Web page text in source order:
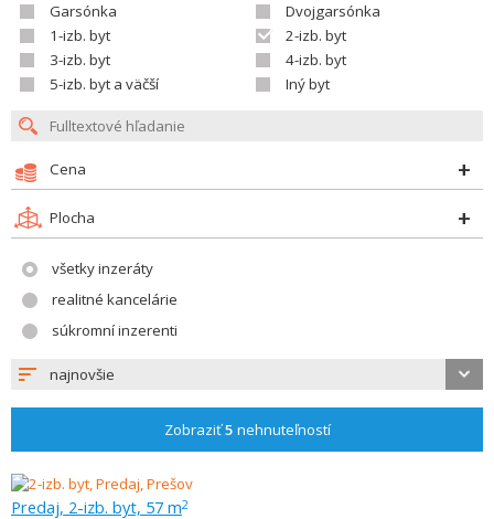
Garsónka
Dvojgarsónka
1-izb. byt
2-izb. byt
3-izb. byt
4-izb. byt
5-izb. byt a väčší
Iný byt
Cena
Plocha
všetky inzeráty
realitné kancelárie
súkromní inzerenti
najnovšie
Zobraziť5 nehnuteľností
Predaj, 2-izb. byt, 57 m2